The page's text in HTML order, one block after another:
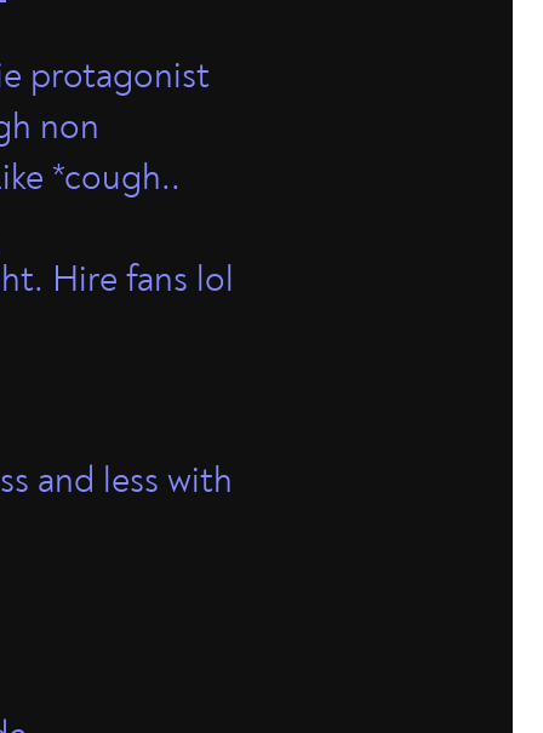
protagonist
non
*cough..
Hire fans lol
and less with